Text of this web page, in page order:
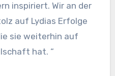
inspiriert. Wir an der
auf Lydias Erfolge
sie weiterhin auf
hat. “